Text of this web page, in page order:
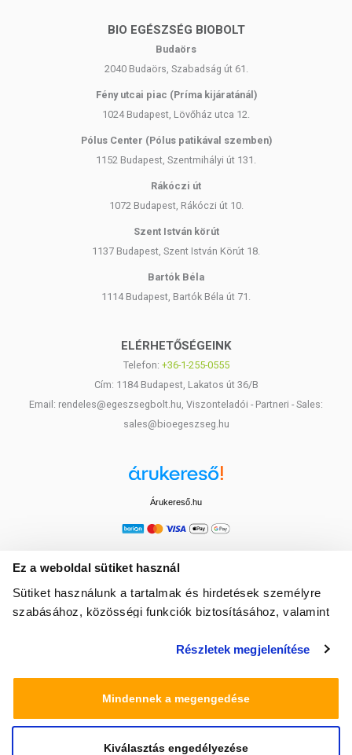
Ez a weboldal sütiket használ
Sütiket használunk a tartalmak és hirdetések személyre
szabásához, közösségi funkciók biztosításához, valamint
média-, hirdető- és elemező partnereinkkel megosztjuk az
amelyeket Ön adott meg számukra vagy az Ön által
használt más szolgáltatásokból gyűjtöttek.
Részletek megjelenítése
Mindennek a megengedése
Kiválasztás engedélyezése
BIO EGÉSZSÉG BIOBOLT
Budaörs
2040 Budaörs, Szabadság út 61.
Fény utcai piac (Príma kijáratánál)
1024 Budapest, Lövőház utca 12.
Pólus Center (Pólus patikával szemben)
1152 Budapest, Szentmihályi út 131.
Rákóczi út
1072 Budapest, Rákóczi út 10.
Szent István körút
1137 Budapest, Szent István Körút 18.
Bartók Béla
1114 Budapest, Bartók Béla út 71.
ELÉRHETŐSÉGEINK
Telefon: +36-1-255-0555
Cím: 1184 Budapest, Lakatos út 36/B
Email: rendeles@egeszsegbolt.hu, Viszonteladói - Partneri - Sales:
sales@bioegeszseg.hu
Árukereső.hu